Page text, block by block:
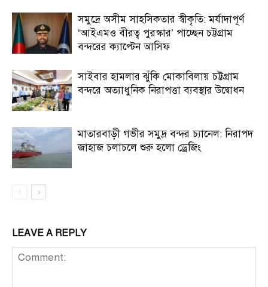
সমুদ্রে অসীম সাহসিকতার স্বীকৃতি: মর্যাদাপূর্ণ
‘আইএমও বীরত্ব পুরস্কার’ পাচ্ছেন চট্টগ্রাম
বন্দরের ক্যাপ্টেন আসিফ
সাইবার হামলার ঝুঁকি মোকাবিলায় চট্টগ্রাম
বন্দরে অত্যাধুনিক নিরাপত্তা ব্যবস্থার উদ্বোধন
মাতারবাড়ী গভীর সমুদ্র বন্দর চ্যানেল: নিরাপদ
জাহাজ চলাচলে শুরু হলো ড্রেজিং
LEAVE A REPLY